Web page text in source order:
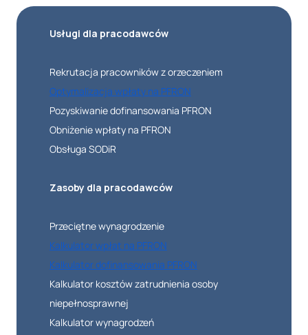
Usługi dla pracodawców
Rekrutacja pracowników z orzeczeniem
Optymalizacja wpłaty na PFRON
Pozyskiwanie dofinansowania PFRON
Obniżenie wpłaty na PFRON
Obsługa SODiR
Zasoby dla pracodawców
Przeciętne wynagrodzenie
Kalkulator wpłat na PFRON
Kalkulator dofinansowania PFRON
Kalkulator kosztów zatrudnienia osoby
niepełnosprawnej
Kalkulator wynagrodzeń